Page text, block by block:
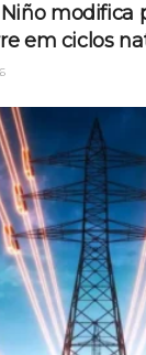
modifica
em ciclos